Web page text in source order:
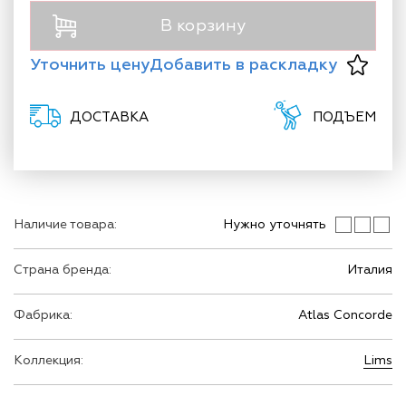
Наличие товара: Нужно уточнять
Страна бренда: Италия
Фабрика: Atlas Concorde
Коллекция: Lims
В корзину
Уточнить ценуДобавить в раскладку
ДОСТАВКА ПОДЪЕМ